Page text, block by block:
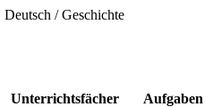
Deutsch / Geschichte
Unterrichtsfächer
Aufgaben